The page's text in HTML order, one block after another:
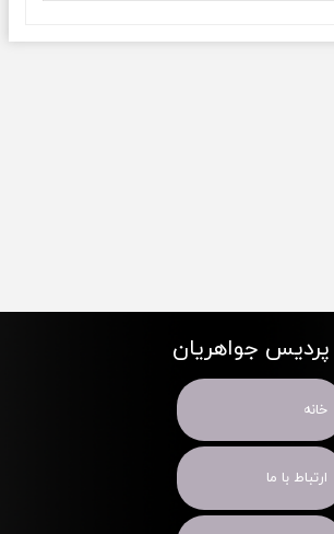
پردیس جواهریان
خانه
ارتباط با ما